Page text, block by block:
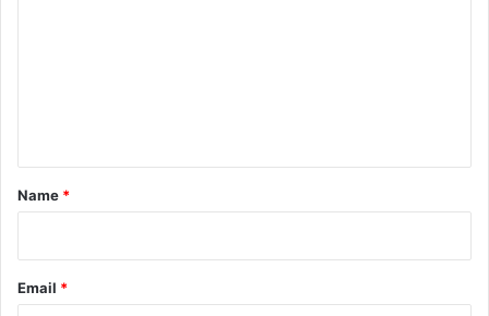
*
Name *
Email *